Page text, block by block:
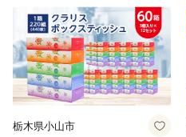
倶知安町 日用品
栃木県小山市